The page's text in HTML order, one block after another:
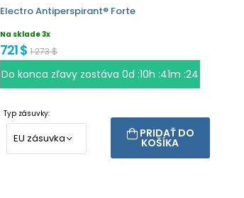
Electro Antiperspirant® Forte
Na sklade 3x
721 $ 1 273 $
Do konca zľavy zostáva0d :10h :41m :23
Typ zásuvky:
PRIDAŤ DO
KOŠÍKA